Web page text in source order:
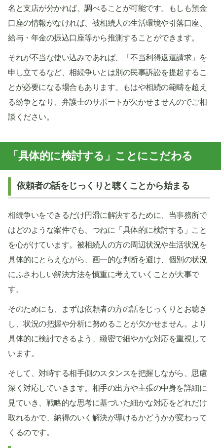
名と支店が分かれば、調べることが可能です。もしも預金
口座の情報がなければ、被相続人の生活環境や引落口座、
給与・年金の振込口座等から推測することができます。
それが不当な使い込みであれば、「不当利得返還請求」を
申し立てるなど、相続争いとは別の民事訴訟を提起するこ
とが必要になる場合もあります。もはや相続の範疇を超え
る紛争となり、弁護士のサポートが欠かせませんのでご相
談ください。
「具体的に検討する」ことにこだわる
依頼者の話をじっくりと聴くことから始まる
相続争いをできるだけ円滑に解決するために、当事務所で
はどのような案件でも、つねに「具体的に検討する」こと
を心がけています。被相続人の方の周辺状況や生活状況を
具体的にとらえながら、画一的な判断を避け、個別の状況
にふさわしい解決方法を慎重に考えていくことが大事で
す。
そのためにも、まずは依頼者の方の話をじっくりとお聴き
し、状況の把握や分析に努めることが欠かせません。より
具体的に検討できるよう、緻密で細やかな対応を重視して
います。
そして、対峙する相手側のスタンスを把握しながら、思慮
深く対応していきます。相手の出方や主張の中身を詳細に
見ていき、戦略的な思考に基づいた細かな対応をどれだけ
取れるかで、納得のいく解決が導けるかどうかが変わって
くるのです。